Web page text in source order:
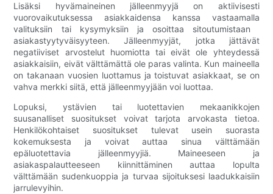
Lisäksi hyvämaineinen jälleenmyyjä on aktiivisesti
vuorovaikutuksessa asiakkaidensa kanssa vastaamalla
valituksiin tai kysymyksiin ja osoittaa sitoutumistaan ​​
asiakastyytyväisyyteen. Jälleenmyyjät, jotka jättävät
negatiiviset arvostelut huomiotta tai eivät ole yhteydessä
asiakkaisiin, eivät välttämättä ole paras valinta. Kun maineella
on takanaan vuosien luottamus ja toistuvat asiakkaat, se on
vahva merkki siitä, että jälleenmyyjään voi luottaa.
Lopuksi, ystävien tai luotettavien mekaanikkojen
suusanalliset suositukset voivat tarjota arvokasta tietoa.
Henkilökohtaiset suositukset tulevat usein suorasta
kokemuksesta ja voivat auttaa sinua välttämään
epäluotettavia jälleenmyyjiä. Maineeseen ja
asiakaspalautteeseen kiinnittäminen auttaa lopulta
välttämään sudenkuoppia ja turvaa sijoituksesi laadukkaisiin
jarrulevyihin.